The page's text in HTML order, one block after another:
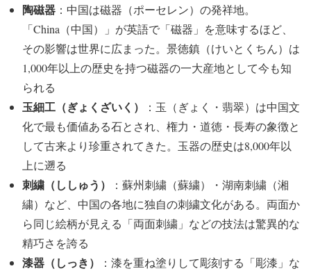
陶磁器 ：中国は磁器（ポーセレン）の発祥地。
「China（中国）」が英語で「磁器」を意味するほど、
その影響は世界に広まった。景徳鎮（けいとくちん）は
1,000年以上の歴史を持つ磁器の一大産地として今も知
られる
玉細工（ぎょくざいく）
：玉（ぎょく・翡翠）は中国文
化で最も価値ある石とされ、権力・道徳・長寿の象徴と
して古来より珍重されてきた。玉器の歴史は8,000年以
上に遡る
刺繍（ししゅう）
：蘇州刺繍（蘇繍）・湖南刺繍（湘
繍）など、中国の各地に独自の刺繍文化がある。両面か
ら同じ絵柄が見える「両面刺繍」などの技法は驚異的な
精巧さを誇る
漆器（しっき）
：漆を重ね塗りして彫刻する「彫漆」な